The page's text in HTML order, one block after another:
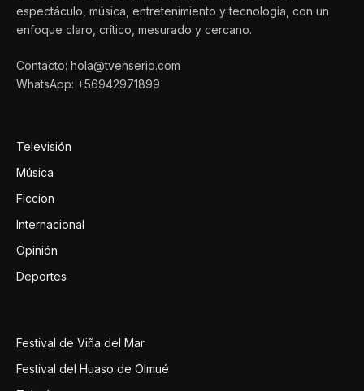
espectáculo, música, entretenimiento y tecnología, con un
enfoque claro, crítico, mesurado y cercano.
Contacto: hola@tvenserio.com
WhatsApp: +56942971899
Televisión
Música
Ficcion
Internacional
Opinión
Deportes
Festival de Viña del Mar
Festival del Huaso de Olmué